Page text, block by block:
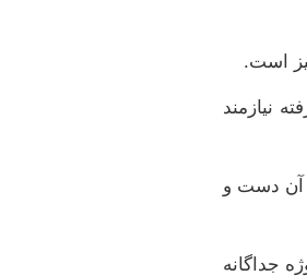
است.
نیازمند
آن دست و
جداگانه